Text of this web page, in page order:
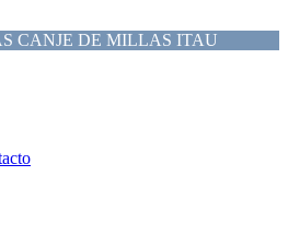
CANJE DE MILLAS ITAU